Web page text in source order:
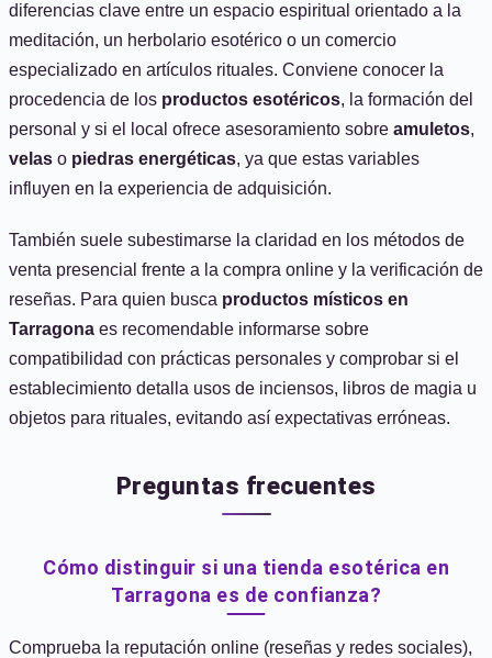
diferencias clave entre un espacio espiritual orientado a la
meditación, un herbolario esotérico o un comercio
especializado en artículos rituales. Conviene conocer la
procedencia de los productos esotéricos, la formación del
personal y si el local ofrece asesoramiento sobre amuletos,
velas o piedras energéticas, ya que estas variables
influyen en la experiencia de adquisición.
También suele subestimarse la claridad en los métodos de
venta presencial frente a la compra online y la verificación de
reseñas. Para quien busca productos místicos en
Tarragona es recomendable informarse sobre
compatibilidad con prácticas personales y comprobar si el
establecimiento detalla usos de inciensos, libros de magia u
objetos para rituales, evitando así expectativas erróneas.
Preguntas frecuentes
Cómo distinguir si una tienda esotérica en
Tarragona es de confianza?
Comprueba la reputación online (reseñas y redes sociales),